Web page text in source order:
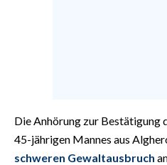
INSULARITÀ
Die Anhörung zur Bestätigung
45-jährigen Mannes aus
schweren Gewaltausbruch